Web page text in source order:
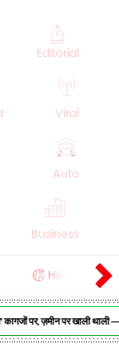
Editorial
Viral
Auto
Business
History
पर, ज़मीन पर खाली थाली —